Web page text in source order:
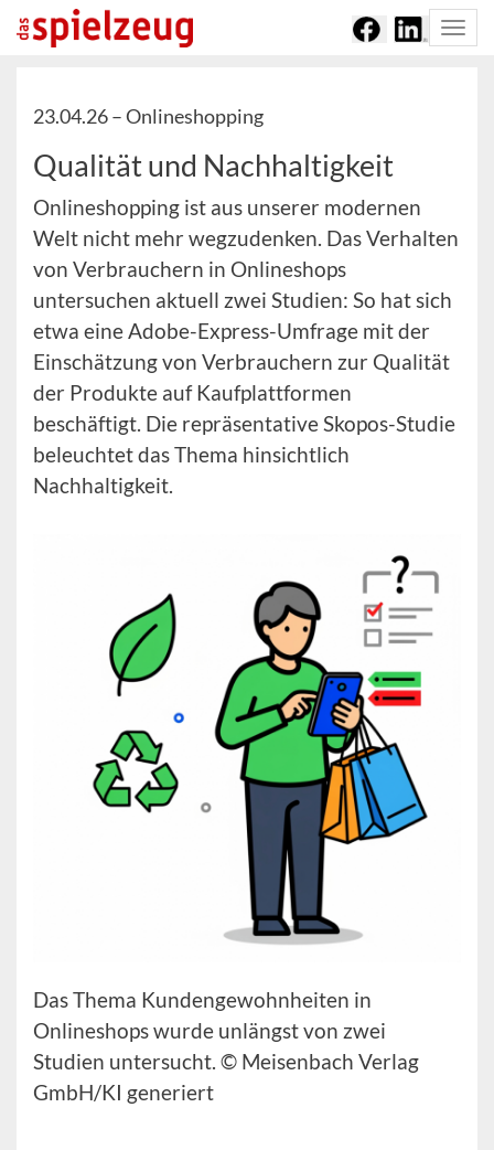
23.04.26 –Onlineshopping
Qualität und Nachhaltigkeit
Onlineshopping ist aus unserer modernen
Welt nicht mehr wegzudenken. Das Verhalten
von Verbrauchern in Onlineshops
untersuchen aktuell zwei Studien: So hat sich
etwa eine Adobe-Express-Umfrage mit der
Einschätzung von Verbrauchern zur Qualität
der Produkte auf Kaufplattformen
beschäftigt. Die repräsentative Skopos-Studie
beleuchtet das Thema hinsichtlich
Nachhaltigkeit.
Das Thema Kundengewohnheiten in
Onlineshops wurde unlängst von zwei
Studien untersucht. © Meisenbach Verlag
GmbH/KI generiert